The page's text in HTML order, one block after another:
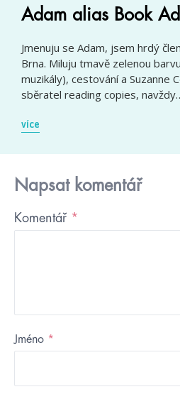
Adam alias Book
Jmenuju se Adam, jsem hrdý
Brna. Miluju tmavě zelenou
muzikály), cestování a Suzanne
sběratel reading copies,
více
Napsat komentář
Komentář *
Jméno *